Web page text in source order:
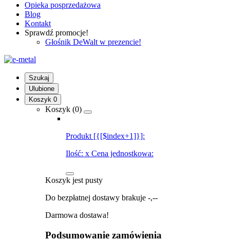
Opieka posprzedażowa
Blog
Kontakt
Sprawdź promocje!
Głośnik DeWalt w prezencie!
Szukaj
Ulubione
Koszyk 0
Koszyk (0)
Produkt [{[$index+1]}]:
Ilość: x Cena jednostkowa:
Koszyk jest pusty
Do bezpłatnej dostawy brakuje -,--
Darmowa dostawa!
Podsumowanie zamówienia